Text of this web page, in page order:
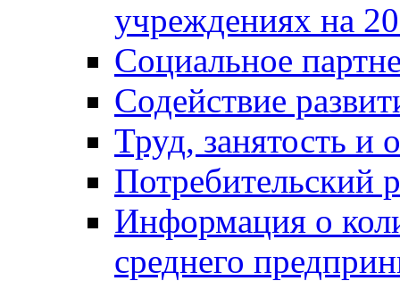
учреждениях на
Социальное
Содействие
Труд, занятость и
Потребительский
Информация о
среднего